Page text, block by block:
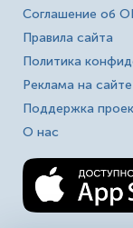
Соглашение об
Правила сайта
Политика
Реклама на сайте
Поддержка
О нас